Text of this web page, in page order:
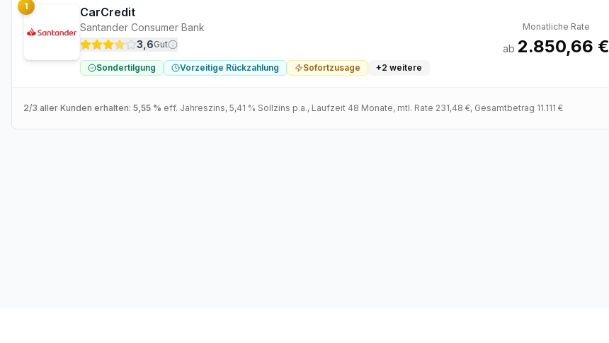
CarCredit
Santander Consumer Bank
3,6Gut
Sondertilgung Vorzeitige Rückzahlung Sofortzusage +2 weitere
Monatliche Rate
ab 2.850,66 €
1
2/3 aller Kunden erhalten: 5,55 % eff. Jahreszins, 5,41 % Sollzins p.a., Laufzeit 48 Monate, mtl. Rate 231,48 €, Gesamtbetrag 11.111 €